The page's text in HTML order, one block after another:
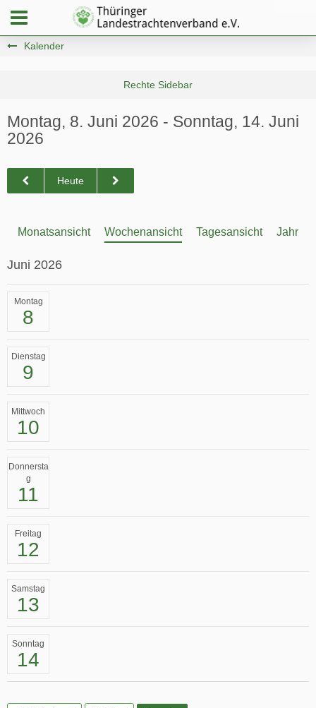
Kalender
Montag, 8. Juni 2026 - Sonntag, 14. Juni
2026
Heute
Monatsansicht Wochenansicht Tagesansicht
Juni 2026
Montag
8
Dienstag
9
Mittwoch
10
Donnersta
g
11
Freitag
12
Samstag
13
Sonntag
14